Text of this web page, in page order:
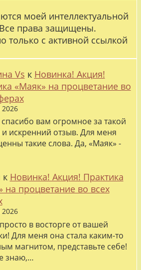
моей интеллектуальной
права защищены.
только с активной ссылкой
Vs к Новинка! Акция!
«Маяк» на процветание во
вам огромное за такой
искренний отзыв. Для меня
такие слова. Да, «Маяк» -
к Новинка! Акция! Практика
на процветание во всех
в восторге от вашей
Для меня она стала каким-то
магнитом, представьте себе!
знаю,…